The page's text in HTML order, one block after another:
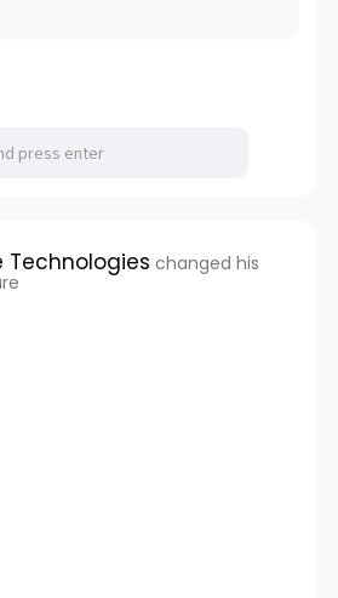
Technologies changed his